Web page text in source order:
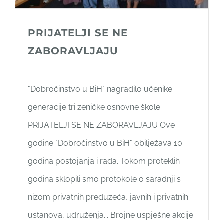
PRIJATELJI SE NE
ZABORAVLJAJU
"Dobročinstvo u BiH" nagradilo učenike
generacije tri zeničke osnovne škole
PRIJATELJI SE NE ZABORAVLJAJU Ove
godine "Dobročinstvo u BiH" obilježava 10
godina postojanja i rada. Tokom proteklih
godina sklopili smo protokole o saradnji s
nizom privatnih preduzeća, javnih i privatnih
ustanova, udruženja... Brojne uspješne akcije